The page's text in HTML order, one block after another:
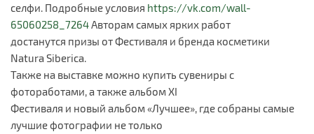
селфи. Подробные условия https://vk.com/wall-
65060258_7264Авторам самых ярких работ
достанутся призы от Фестиваля и бренда косметики
Natura Siberica.
Также на выставке можно купить сувениры с
фотоработами, а также альбом XI
Фестиваля и новый альбом «Лучшее», где собраны самые
лучшие фотографии не только